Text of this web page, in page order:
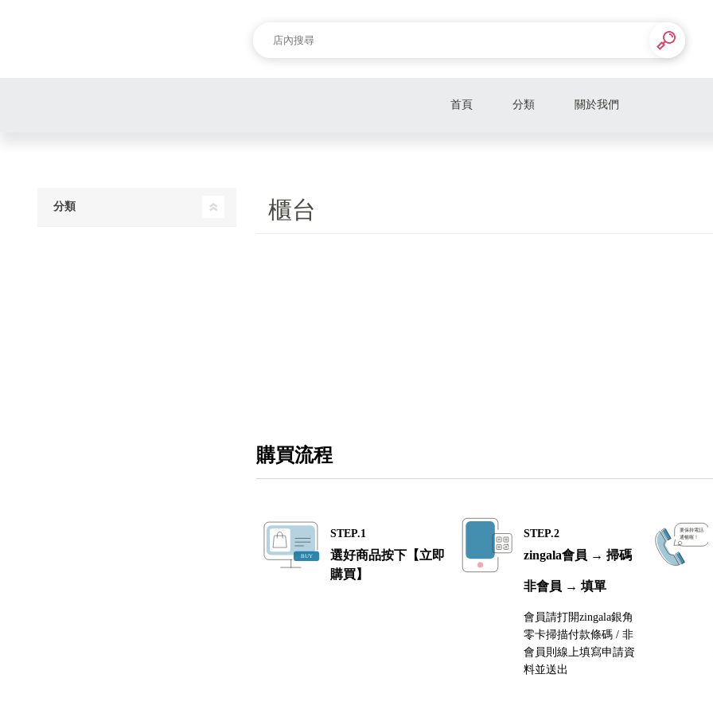
首頁 分類 關於我們
櫃台
購買流程
STEP.1
選好商品按下【立即
購買】
STEP.2
zingala會員 → 掃碼
非會員 → 填單
會員請打開zingala銀角
零卡掃描付款條碼 / 非
會員則線上填寫申請資
料並送出
分類